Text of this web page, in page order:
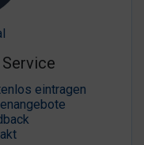
Service
eintragen